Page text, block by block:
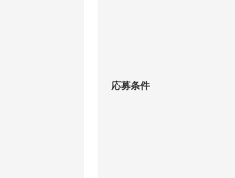
応募条件